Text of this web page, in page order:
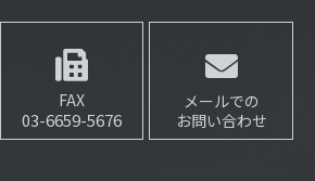
FAX
03-6659-5676
メールでの
お問い合わせ